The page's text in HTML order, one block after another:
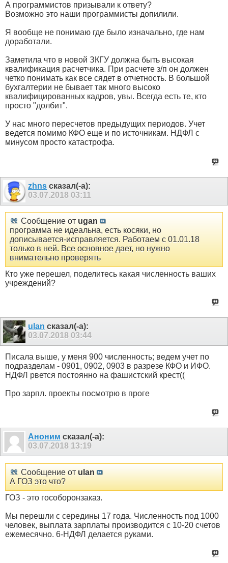
А программистов призывали к ответу?
Возможно это наши программисты допилили.
Я вообще не понимаю где было изначально, где нам
доработали.
Заметила что в новой ЗКГУ должна быть высокая
квалификация расчетчика. При расчете з/п он должен
четко понимать как все сядет в отчетность. В большой
бухгалтерии не бывает так много высоко
квалифицированных кадров, увы. Всегда есть те, кто
просто "долбит".
У нас много пересчетов предыдущих периодов. Учет
ведется помимо КФО еще и по источникам. НДФЛ с
минусом просто катастрофа.
zhns сказал(-а):
03.07.2018 03:11
Сообщение от ugan
программа не идеальна, есть косяки, но
дописывается-исправляется. Работаем с 01.01.18
только в ней. Все основное дает, но нужно
внимательно проверять
Кто уже перешел, поделитесь какая численность ваших
учреждений?
ulan сказал(-а):
03.07.2018 03:44
Писала выше, у меня 900 численность; ведем учет по
подразделам - 0901, 0902, 0903 в разрезе КФО и ИФО.
НДФЛ рвется постоянно на фашистский крест((
Про зарпл. проекты посмотрю в проге
Аноним сказал(-а):
03.07.2018 13:19
Сообщение от ulan
А ГОЗ это что?
ГОЗ - это гособоронзаказ.
Мы перешли с середины 17 года. Численность под 1000
человек, выплата зарплаты производится с 10-20 счетов
ежемесячно. 6-НДФЛ делается руками.